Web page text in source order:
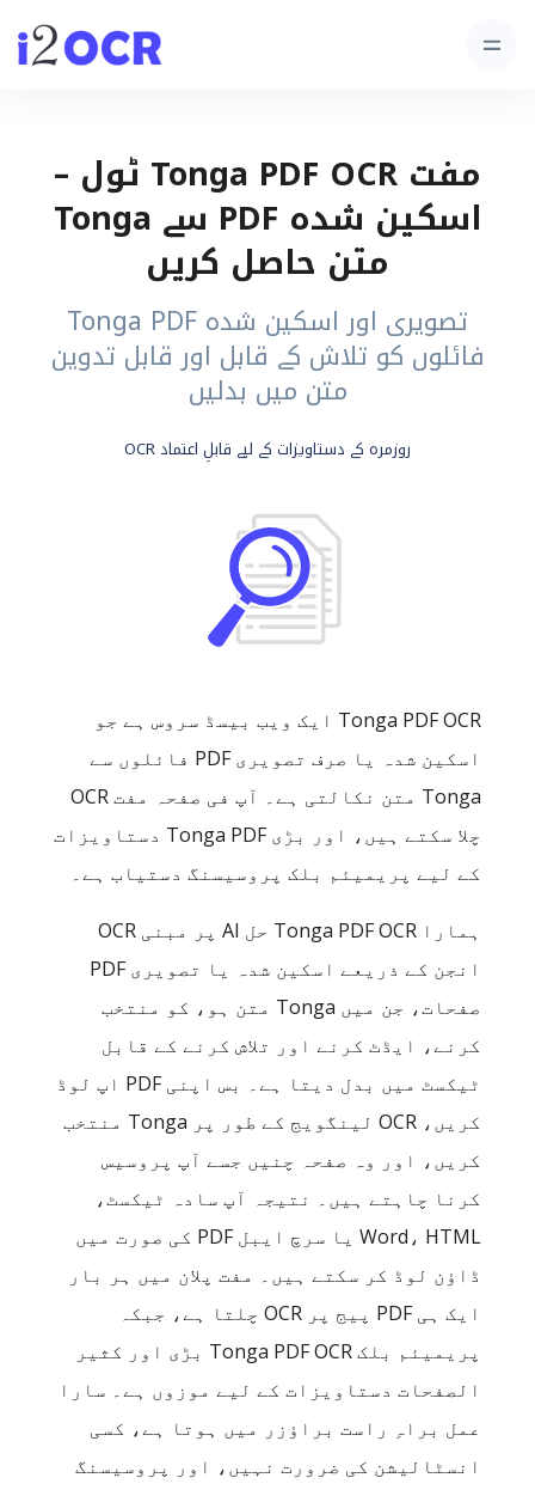
مفت Tonga PDF OCR ٹول –
اسکین شدہ PDF سے Tonga
متن حاصل کریں
تصویری اور اسکین شدہ Tonga PDF
فائلوں کو تلاش کے قابل اور قابل تدوین
متن میں بدلیں
روزمرہ کے دستاویزات کے لیے قابلِ اعتماد OCR
Tonga PDF OCR ایک ویب بیسڈ سروس ہے جو
اسکین شدہ یا صرف تصویری PDF فائلوں سے
Tonga متن نکالتی ہے۔ آپ فی صفحہ مفت OCR
چلا سکتے ہیں، اور بڑی Tonga PDF دستاویزات
کے لیے پریمیئم بلک پروسیسنگ دستیاب ہے۔
ہمارا Tonga PDF OCR حل AI پر مبنی OCR
انجن کے ذریعے اسکین شدہ یا تصویری PDF
صفحات، جن میں Tonga متن ہو، کو منتخب
کرنے، ایڈٹ کرنے اور تلاش کرنے کے قابل
ٹیکسٹ میں بدل دیتا ہے۔ بس اپنی PDF اپ لوڈ
کریں، OCR لینگویج کے طور پر Tonga منتخب
کریں، اور وہ صفحہ چنیں جسے آپ پروسیس
کرنا چاہتے ہیں۔ نتیجہ آپ سادہ ٹیکسٹ،
Word، HTML یا سرچ ایبل PDF کی صورت میں
ڈاؤن لوڈ کر سکتے ہیں۔ مفت پلان میں ہر بار
ایک ہی PDF پیج پر OCR چلتا ہے، جبکہ
پریمیئم بلک Tonga PDF OCR بڑی اور کثیر
الصفحات دستاویزات کے لیے موزوں ہے۔ سارا
عمل براہِ راست براؤزر میں ہوتا ہے، کسی
انسٹالیشن کی ضرورت نہیں، اور پروسیسنگ